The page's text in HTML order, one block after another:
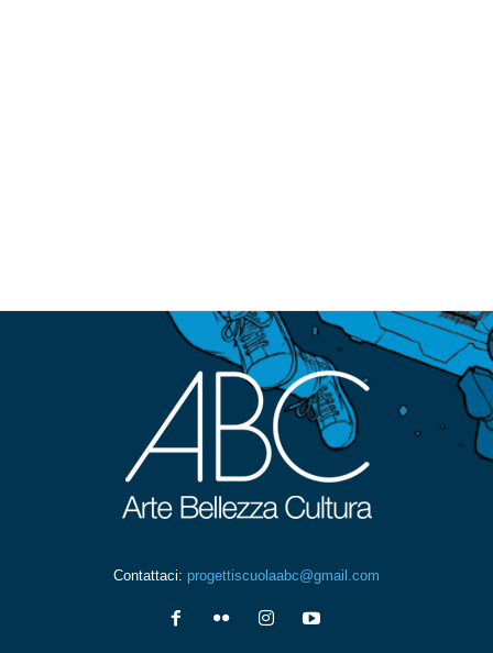
Contattaci: progettiscuolaabc@gmail.com